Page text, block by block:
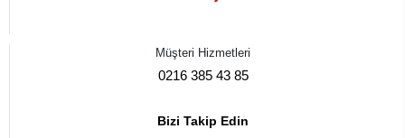
Müşteri Hizmetleri
0216 385 43 85
Bizi Takip Edin